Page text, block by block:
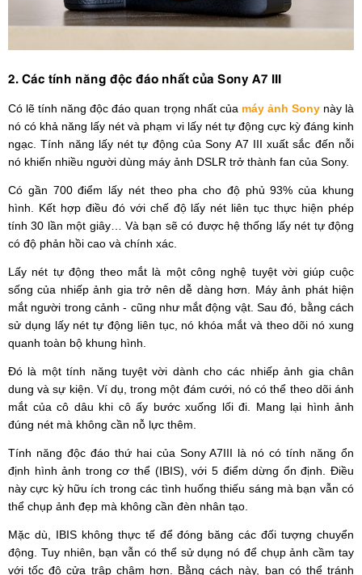
2. Các tính năng độc đáo nhất của Sony A7 III
Có lẽ tính năng độc đáo quan trọng nhất của máy ảnh Sonynày là
nó có khả năng lấy nét và phạm vi lấy nét tự động cực kỳ đáng kinh
ngạc. Tính năng lấy nét tự động của Sony A7 III xuất sắc đến nỗi
nó khiến nhiều người dùng máy ảnh DSLR trở thành fan của Sony.
Có gần 700 điểm lấy nét theo pha cho độ phủ 93% của khung
hình. Kết hợp điều đó với chế độ lấy nét liên tục thực hiện phép
tính 30 lần một giây… Và bạn sẽ có được hệ thống lấy nét tự động
có độ phản hồi cao và chính xác.
Lấy nét tự động theo mắt là một công nghệ tuyệt vời giúp cuộc
sống của nhiếp ảnh gia trở nên dễ dàng hơn. Máy ảnh phát hiện
mắt người trong cảnh - cũng như mắt động vật. Sau đó, bằng cách
sử dụng lấy nét tự động liên tục, nó khóa mắt và theo dõi nó xung
quanh toàn bộ khung hình.
Đó là một tính năng tuyệt vời dành cho các nhiếp ảnh gia chân
dung và sự kiện. Ví dụ, trong một đám cưới, nó có thể theo dõi ánh
mắt của cô dâu khi cô ấy bước xuống lối đi. Mang lại hình ảnh
đúng nét mà không cần nỗ lực thêm.
Tính năng độc đáo thứ hai của Sony A7III là nó có tính năng ổn
định hình ảnh trong cơ thể (IBIS), với 5 điểm dừng ổn định. Điều
này cực kỳ hữu ích trong các tình huống thiếu sáng mà bạn vẫn có
thể chụp ảnh đẹp mà không cần đèn nhân tạo.
Mặc dù, IBIS không thực tế để đóng băng các đối tượng chuyển
động. Tuy nhiên, bạn vẫn có thể sử dụng nó để chụp ảnh cầm tay
với tốc độ cửa trập chậm hơn. Bằng cách này, bạn có thể tránh